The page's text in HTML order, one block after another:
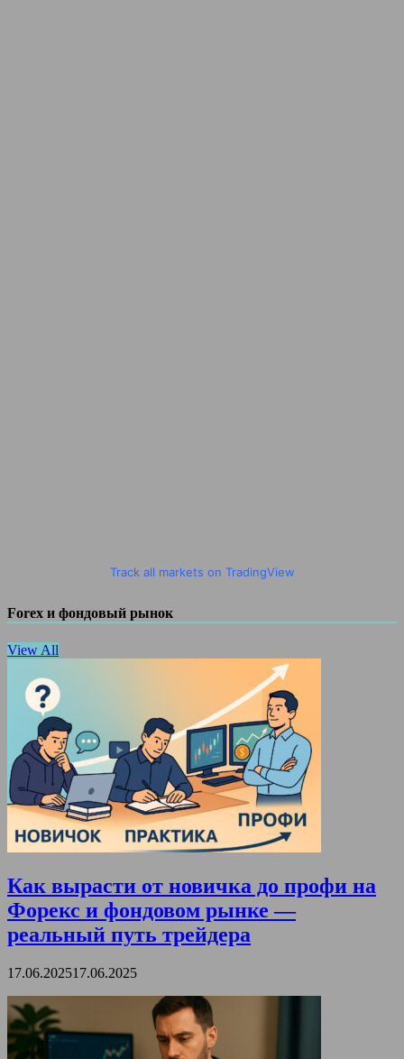
Track all markets on TradingView
Forex и фондовый рынок
View All
Как вырасти от новичка до профи на
Форекс и фондовом рынке —
реальный путь трейдера
17.06.202517.06.2025